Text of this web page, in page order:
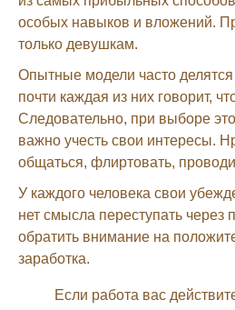
особых навыков и вложений.
только девушкам.
Опытные модели часто
почти каждая из них говорит,
Следовательно, при выборе
важно учесть свои интересы.
общаться, флиртовать,
У каждого человека свои
нет смысла переступать
обратить внимание на
заработка.
Если работа вас